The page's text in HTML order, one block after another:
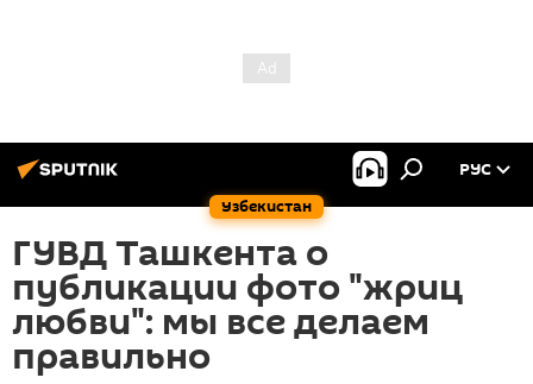
Узбекистан
РУС
ГУВД Ташкента о
публикации фото "жриц
любви": мы все делаем
правильно